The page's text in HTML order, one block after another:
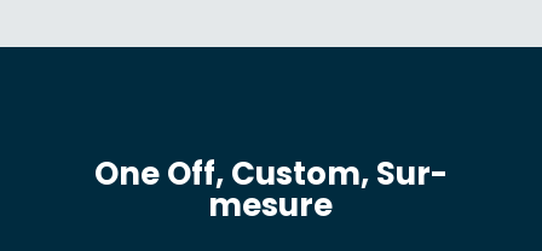
One Off, Custom, Sur-
mesure